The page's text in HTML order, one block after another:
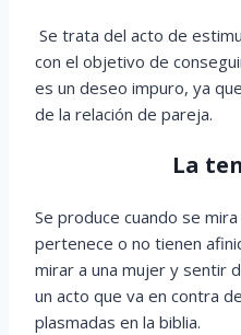
Se trata del acto de
con el objetivo de
es un deseo impuro, ya
de la relación de pareja.
La
Se produce cuando se
pertenece o no tienen
mirar a una mujer y sentir
un acto que va en contra
plasmadas en la biblia.